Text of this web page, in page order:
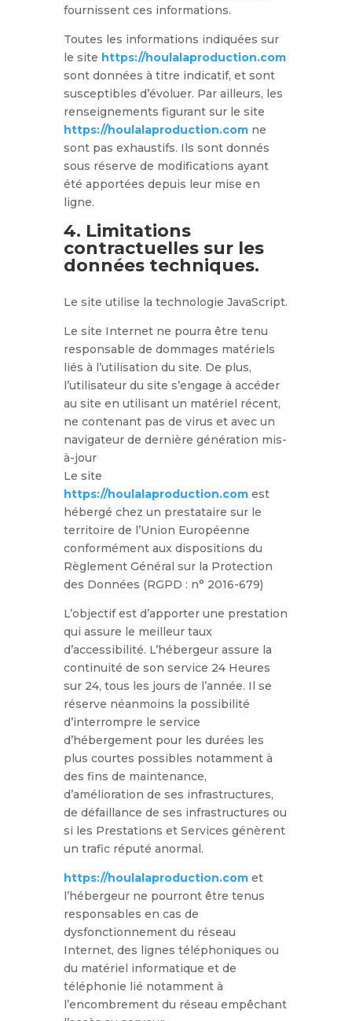
fournissent ces informations.
Toutes les informations indiquées sur
le site https://houlalaproduction.com
sont données à titre indicatif, et sont
susceptibles d’évoluer. Par ailleurs, les
renseignements figurant sur le site
https://houlalaproduction.com ne
sont pas exhaustifs. Ils sont donnés
sous réserve de modifications ayant
été apportées depuis leur mise en
ligne.
4. Limitations
contractuelles sur les
données techniques.
Le site utilise la technologie JavaScript.
Le site Internet ne pourra être tenu
responsable de dommages matériels
liés à l’utilisation du site. De plus,
l’utilisateur du site s’engage à accéder
au site en utilisant un matériel récent,
ne contenant pas de virus et avec un
navigateur de dernière génération mis-
à-jour
Le site
https://houlalaproduction.com est
hébergé chez un prestataire sur le
territoire de l’Union Européenne
conformément aux dispositions du
Règlement Général sur la Protection
des Données (RGPD : n° 2016-679)
L’objectif est d’apporter une prestation
qui assure le meilleur taux
d’accessibilité. L’hébergeur assure la
continuité de son service 24 Heures
sur 24, tous les jours de l’année. Il se
réserve néanmoins la possibilité
d’interrompre le service
d’hébergement pour les durées les
plus courtes possibles notamment à
des fins de maintenance,
d’amélioration de ses infrastructures,
de défaillance de ses infrastructures ou
si les Prestations et Services génèrent
un trafic réputé anormal.
https://houlalaproduction.com et
l’hébergeur ne pourront être tenus
responsables en cas de
dysfonctionnement du réseau
Internet, des lignes téléphoniques ou
du matériel informatique et de
téléphonie lié notamment à
l’encombrement du réseau empêchant